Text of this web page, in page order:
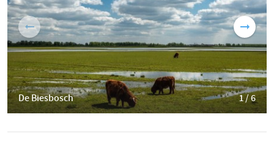
De Biesbosch 1 / 6